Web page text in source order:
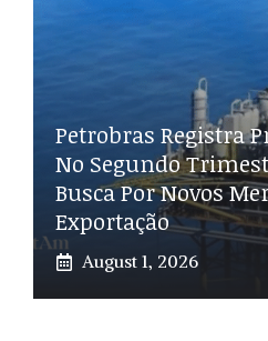
Petrobras Registra
No Segundo
Busca Por Novos
Exportação
August 1, 2026